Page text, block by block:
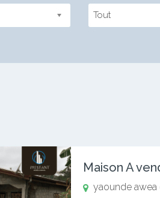
Tout
Maison A
yaounde awea